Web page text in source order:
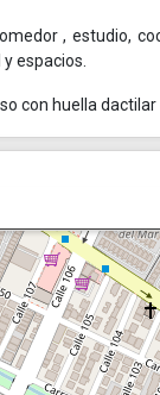
, estudio,
espacios.
con huella dactilar